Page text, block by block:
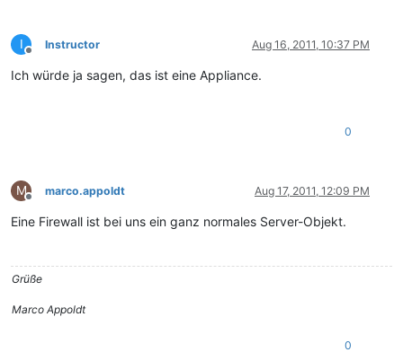
I
Offline
Instructor Aug 16, 2011, 10:37 PM
Ich würde ja sagen, das ist eine Appliance.
0
M
Offline
marco.appoldt Aug 17, 2011, 12:09 PM
Eine Firewall ist bei uns ein ganz normales Server-Objekt.
Grüße
Marco Appoldt
0